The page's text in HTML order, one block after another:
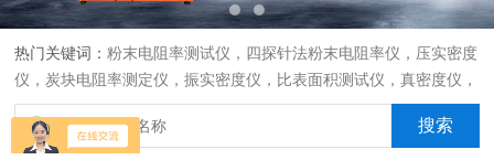
热门关键词：粉末电阻率测试仪，四探针法粉末电阻率仪，压实密度
仪，炭块电阻率测定仪，振实密度仪，比表面积测试仪，真密度仪，
炭块热膨胀仪，炭块透气率仪，炭块二氧化碳反应测定仪